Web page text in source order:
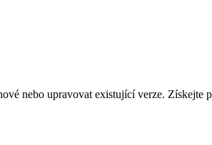
nebo upravovat existující verze.